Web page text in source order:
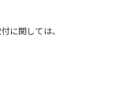
に関しては、